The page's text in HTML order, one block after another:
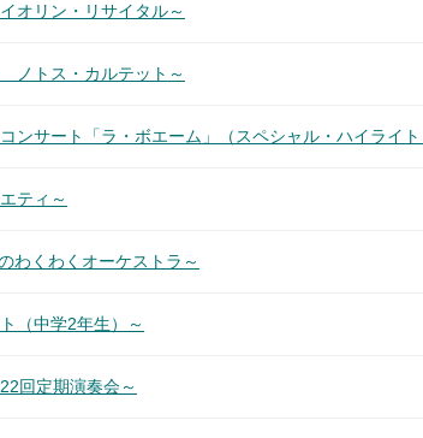
オリン・リサイタル～
ノトス・カルテット～
ンサート「ラ・ボエーム」（スペシャル・ハイライ
ティ～
わくわくオーケストラ～
（中学2年生）～
回定期演奏会～